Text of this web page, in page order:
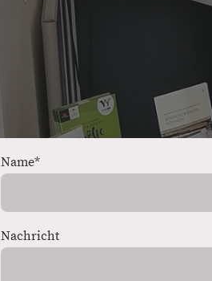
Name*
Nachricht